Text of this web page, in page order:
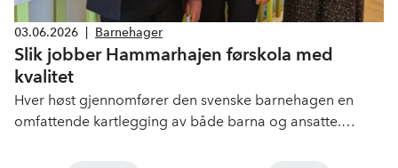
03.06.2026 Barnehager
Slik jobber Hammarhajen førskola med
kvalitet
Hver høst gjennomfører den svenske barnehagen en
omfattende kartlegging av både barna og ansatte.